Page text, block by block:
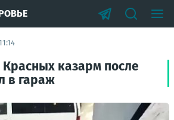
казарм после
в гараж